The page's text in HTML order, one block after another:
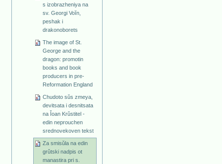
s izobrazheniya na
sv. Georgi Voĭn,
peshak i
drakonoborets
The image of St.
George and the
dragon: promotin
books and book
producers in pre-
Reformation England
Chudoto sǔs zmeya,
devitsata i desnitsata
na Ǐoan Krǔstitel -
edin neprouchen
srednovekoven tekst
Za smisǔla na edin
grǔtski nadpis ot
manastira pri s.